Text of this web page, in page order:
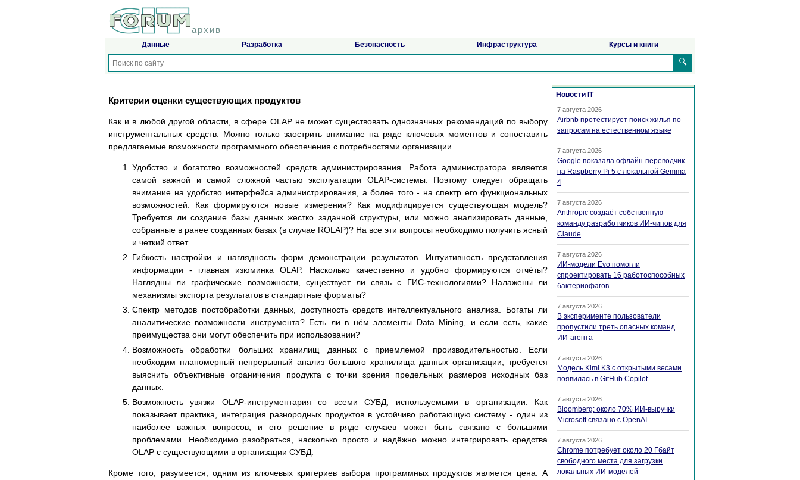
архив
Данные Разработка Безопасность Инфраструктура Курсы и книги
🔍
Критерии оценки существующих продуктов
Как и в любой другой области, в сфере OLAP не может существовать однозначных рекомендаций по выбору
инструментальных средств. Можно только заострить внимание на ряде ключевых моментов и сопоставить
предлагаемые возможности программного обеспечения с потребностями организации.
Удобство и богатство возможностей средств администрирования. Работа администратора является
самой важной и самой сложной частью эксплуатации OLAP-системы. Поэтому следует обращать
внимание на удобство интерфейса администрирования, а более того - на спектр его функциональных
возможностей. Как формируются новые измерения? Как модифицируется существующая модель?
Требуется ли создание базы данных жестко заданной структуры, или можно анализировать данные,
собранные в ранее созданных базах (в случае ROLAP)? На все эти вопросы необходимо получить ясный
и четкий ответ.
Гибкость настройки и наглядность форм демонстрации результатов. Интуитивность представления
информации - главная изюминка OLAP. Насколько качественно и удобно формируются отчёты?
Наглядны ли графические возможности, существует ли связь с ГИС-технологиями? Налажены ли
механизмы экспорта результатов в стандартные форматы?
Спектр методов постобработки данных, доступность средств интеллектуального анализа. Богаты ли
аналитические возможности инструмента? Есть ли в нём элементы Data Mining, и если есть, какие
преимущества они могут обеспечить при использовании?
Возможность обработки больших хранилищ данных с приемлемой производительностью. Если
необходим планомерный непрерывный анализ большого хранилища данных организации, требуется
выяснить объективные ограничения продукта с точки зрения предельных размеров исходных баз
данных.
Возможность увязки OLAP-инструментария со всеми СУБД, используемыми в организации. Как
показывает практика, интеграция разнородных продуктов в устойчиво работающую систему - один из
наиболее важных вопросов, и его решение в ряде случаев может быть связано с большими
проблемами. Необходимо разобраться, насколько просто и надёжно можно интегрировать средства
OLAP с существующими в организации СУБД.
Кроме того, разумеется, одним из ключевых критериев выбора программных продуктов является цена. А
Новости IT
7 августа 2026
Airbnb протестирует поиск жилья по
запросам на естественном языке
7 августа 2026
Google показала офлайн-переводчик
на Raspberry Pi 5 с локальной Gemma
4
7 августа 2026
Anthropic создаёт собственную
команду разработчиков ИИ-чипов для
Claude
7 августа 2026
ИИ-модели Evo помогли
спроектировать 16 работоспособных
бактериофагов
7 августа 2026
В эксперименте пользователи
пропустили треть опасных команд
ИИ-агента
7 августа 2026
Модель Kimi K3 с открытыми весами
появилась в GitHub Copilot
7 августа 2026
Bloomberg: около 70% ИИ-выручки
Microsoft связано с OpenAI
7 августа 2026
Chrome потребует около 20 Гбайт
свободного места для загрузки
локальных ИИ-моделей